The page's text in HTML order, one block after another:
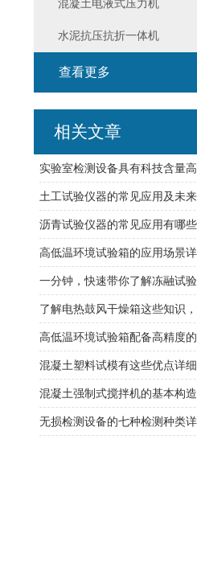
混凝土电液式压力机
水泥抗压抗折一体机
查看更多
相关文章
土工试验仪器的常见应用及未
沥青试验仪器的常见应用有哪些
高低温环境试验箱的应用场景
一分钟，快速带你了解冻融试
高低温环境试验箱配备高精度
混凝土强制式搅拌机的基本构
无损检测设备的七种检测种类